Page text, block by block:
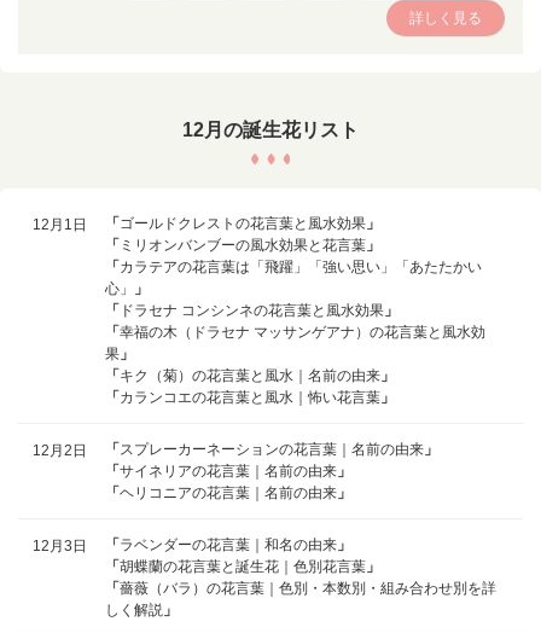
詳しく見る
12月の誕生花リスト
12月1日 「 ゴールドクレストの花言葉と風水効果 」
「 ミリオンバンブーの風水効果と花言葉 」
「 カラテアの花言葉は「飛躍」「強い思い」「あたたかい
心」
」
「 ドラセナ コンシンネの花言葉と風水効果 」
「 幸福の木（ドラセナ マッサンゲアナ）の花言葉と風水効
果 」
「 キク（菊）の花言葉と風水｜名前の由来 」
「 カランコエの花言葉と風水｜怖い花言葉 」
12月2日 「 スプレーカーネーションの花言葉｜名前の由来 」
「 サイネリアの花言葉｜名前の由来 」
「 ヘリコニアの花言葉｜名前の由来 」
12月3日 「 ラベンダーの花言葉｜和名の由来 」
「 胡蝶蘭の花言葉と誕生花｜色別花言葉 」
「 薔薇（バラ）の花言葉｜色別・本数別・組み合わせ別を詳
しく解説 」